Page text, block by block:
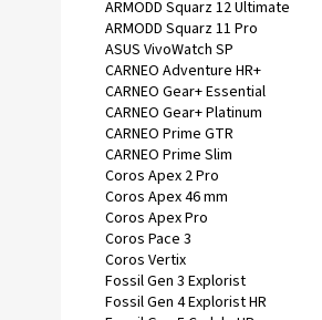
ARMODD Squarz 12 Ultimate
ARMODD Squarz 11 Pro
ASUS VivoWatch SP
CARNEO Adventure HR+
CARNEO Gear+ Essential
CARNEO Gear+ Platinum
CARNEO Prime GTR
CARNEO Prime Slim
Coros Apex 2 Pro
Coros Apex 46 mm
Coros Apex Pro
Coros Pace 3
Coros Vertix
Fossil Gen 3 Explorist
Fossil Gen 4 Explorist HR